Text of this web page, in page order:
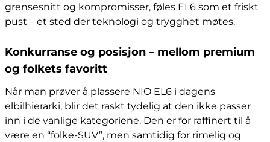
grensesnitt og kompromisser, føles EL6 som et friskt
pust – et sted der teknologi og trygghet møtes.
Konkurranse og posisjon – mellom premium
og folkets favoritt
Når man prøver å plassere NIO EL6 i dagens
elbilhierarki, blir det raskt tydelig at den ikke passer
inn i de vanlige kategoriene. Den er for raffinert til å
være en “folke-SUV”, men samtidig for rimelig og